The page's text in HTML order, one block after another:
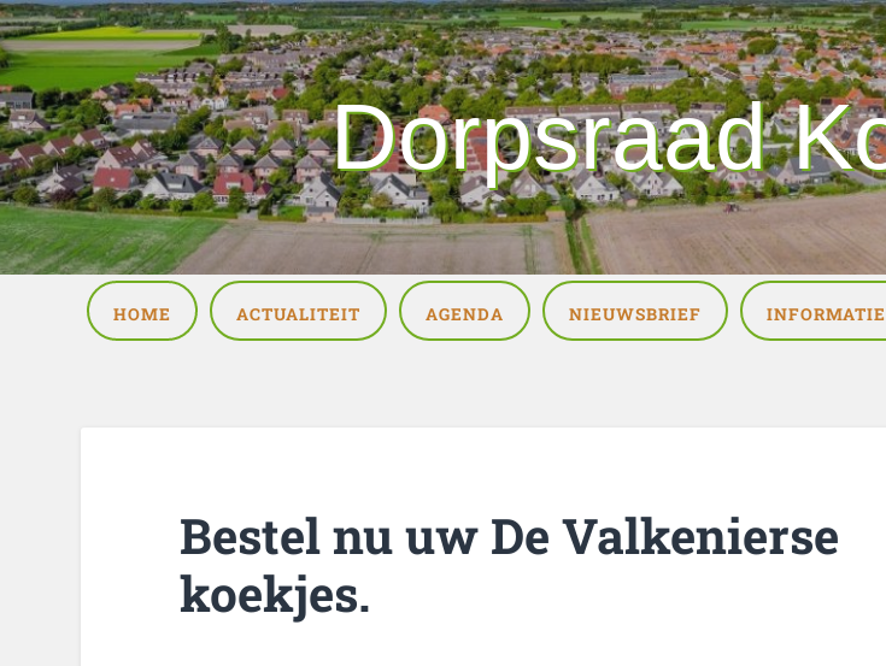
Dorpsraad
HOME ACTUALITEIT AGENDA NIEUWSBRIEF INFORMATIE
Bestel nu uw De Valkenierse
koekjes.